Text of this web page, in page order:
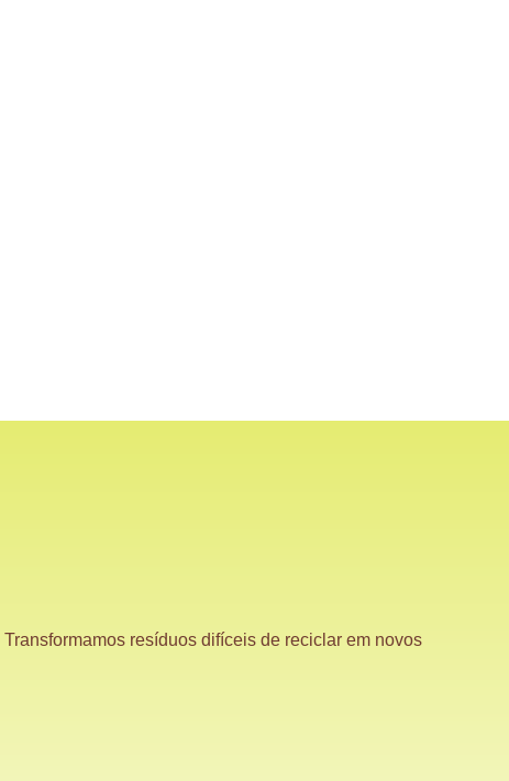
Transformamos resíduos difíceis de reciclar em novos